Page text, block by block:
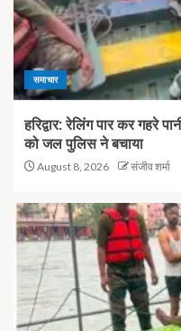
समाचार
हरिद्वार: रेलिंग पार कर गहरे
को जल पुलिस ने बचाया
August 8, 2026 संजीव शर्मा